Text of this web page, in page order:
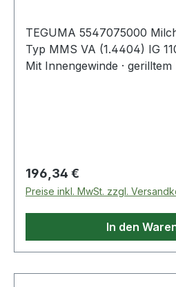
TEGUMA 5547075000
Typ MMS VA (1.4404) IG
Mit Innengewinde ·
Regulärer Preis:
196,34 €
Preise inkl. MwSt. zzgl.
In den